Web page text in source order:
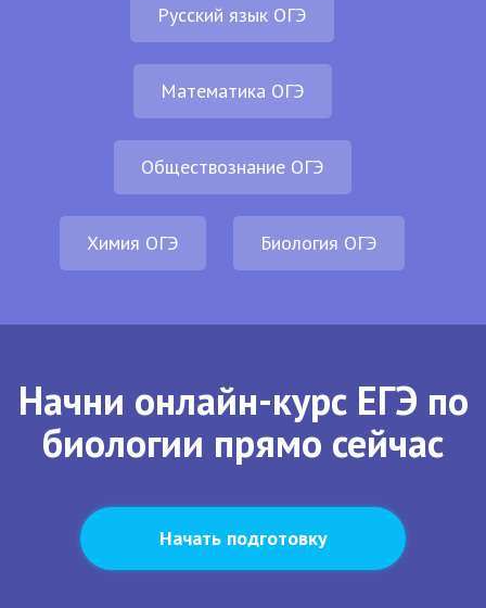
Русский язык ОГЭ
Математика ОГЭ
Обществознание ОГЭ
Химия ОГЭ Биология ОГЭ
Начни онлайн-курс ЕГЭ по
биологии прямо сейчас
Начать подготовку